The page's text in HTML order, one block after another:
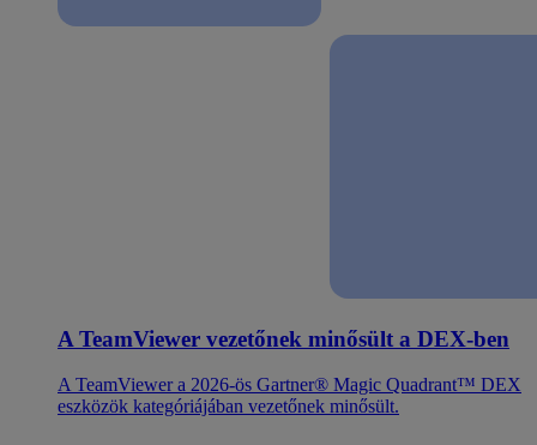
A TeamViewer vezetőnek minősült a DEX-ben
A TeamViewer a 2026-ös Gartner® Magic Quadrant™ DEX
eszközök kategóriájában vezetőnek minősült.